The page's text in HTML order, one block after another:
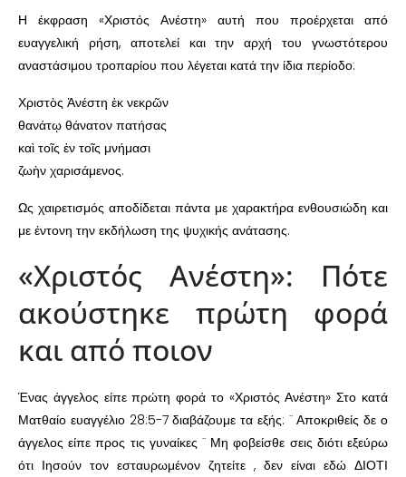
Η έκφραση «Χριστός Ανέστη» αυτή που προέρχεται από
ευαγγελική ρήση, αποτελεί και την αρχή του γνωστότερου
αναστάσιμου τροπαρίου που λέγεται κατά την ίδια περίοδο:
Χριστὸς Ἀνέστη ἐκ νεκρῶν
θανάτῳ θάνατον πατήσας
καὶ τοῖς ἐν τοῖς μνήμασι
ζωὴν χαρισάμενος.
Ως χαιρετισμός αποδίδεται πάντα με χαρακτήρα ενθουσιώδη και
με έντονη την εκδήλωση της ψυχικής ανάτασης.
«Χριστός Ανέστη»: Πότε
ακούστηκε πρώτη φορά
και από ποιον
Ένας άγγελος είπε πρώτη φορά το «Χριστός Ανέστη» Στο κατά
Ματθαίο ευαγγέλιο 28:5-7 διαβάζουμε τα εξής: ¨ Αποκριθείς δε ο
άγγελος είπε προς τις γυναίκες ¨ Μη φοβείσθε σεις διότι εξεύρω
ότι Ιησούν τον εσταυρωμένον ζητείτε , δεν είναι εδώ ΔΙΟΤΙ